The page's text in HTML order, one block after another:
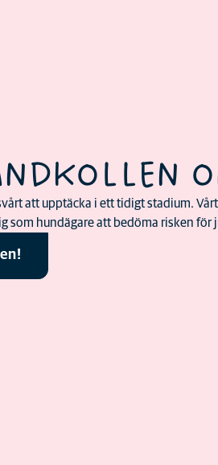
att upptäcka i ett tidigt stadium.
som hundägare att bedöma risken för